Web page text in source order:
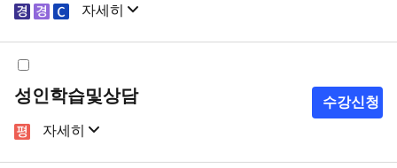
자세히
샘플강의 강의계획서
성인학습및상담
자세히
샘플강의 강의계획서
수강신청